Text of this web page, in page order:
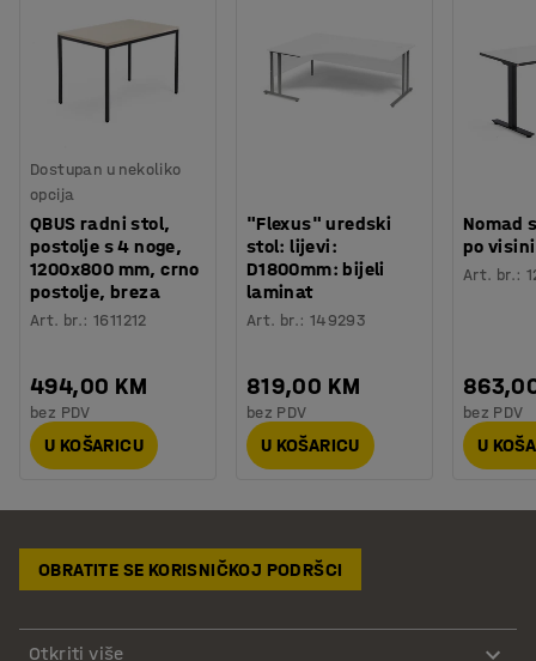
Dostupan u nekoliko
opcija
QBUS radni stol,
postolje s 4 noge,
1200x800 mm, crno
postolje, breza
Art. br.:1611212
494,00 KM
bez PDV
U KOŠARICU
"Flexus" uredski
stol: lijevi:
D1800mm: bijeli
laminat
Art. br.: 149293
819,00 KM
bez PDV
U KOŠARICU
Nomad
po visini
Art. br.:
bez PDV
U
OBRATITE SE KORISNIČKOJ PODRŠCI
Otkriti više